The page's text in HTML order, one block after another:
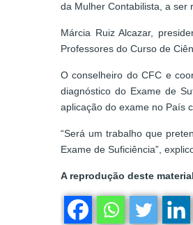
da Mulher Contabilista, a ser
Márcia Ruiz Alcazar,
Professores do Curso de
O conselheiro do CFC e
diagnóstico do Exame de
aplicação do exame no País
“Será um trabalho que
Exame de Suficiência”,
A reprodução deste